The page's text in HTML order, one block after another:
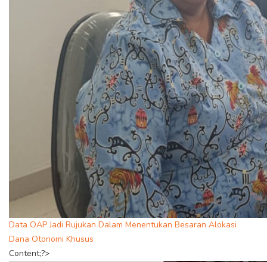
Data OAP Jadi Rujukan Dalam Menentukan Besaran Alokasi
Dana Otonomi Khusus
Content;?>